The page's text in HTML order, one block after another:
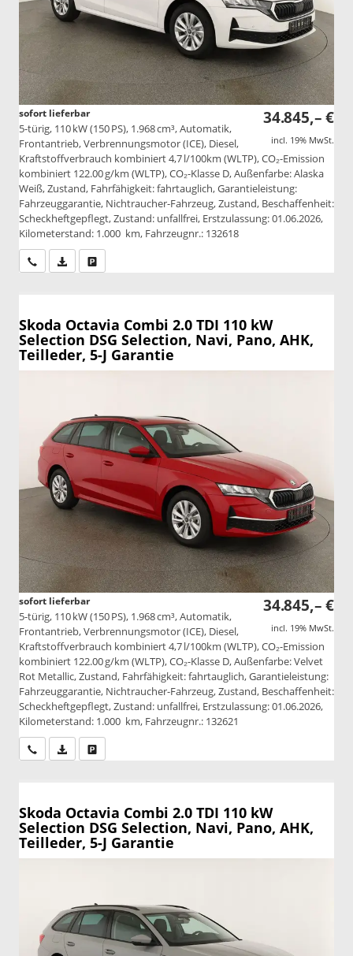
34.845,– €
incl. 19% MwSt.
sofort lieferbar
5-türig, 110 kW (150 PS), 1.968 cm³, Automatik,
Frontantrieb, Verbrennungsmotor (ICE), Diesel,
Kraftstoffverbrauch kombiniert 4,7 l/100km (WLTP), CO₂-Emission
kombiniert 122.00 g/km (WLTP), CO₂-Klasse D, Außenfarbe: Alaska
Weiß, Zustand, Fahrfähigkeit: fahrtauglich, Garantieleistung:
Fahrzeuggarantie, Nichtraucher-Fahrzeug, Zustand, Beschaffenheit:
Scheckheftgepflegt, Zustand: unfallfrei, Erstzulassung: 01.06.2026,
Kilometerstand: 1.000 km, Fahrzeugnr.: 132618
Wir rufen Sie anPDF-Datei, Fahrzeugexposé drucken
Skoda Octavia Combi 2.0 TDI 110 kW
Selection DSG Selection, Navi, Pano, AHK,
Teilleder, 5-J Garantie
34.845,– €
incl. 19% MwSt.
sofort lieferbar
5-türig, 110 kW (150 PS), 1.968 cm³, Automatik,
Frontantrieb, Verbrennungsmotor (ICE), Diesel,
Kraftstoffverbrauch kombiniert 4,7 l/100km (WLTP), CO₂-Emission
kombiniert 122.00 g/km (WLTP), CO₂-Klasse D, Außenfarbe: Velvet
Rot Metallic, Zustand, Fahrfähigkeit: fahrtauglich, Garantieleistung:
Fahrzeuggarantie, Nichtraucher-Fahrzeug, Zustand, Beschaffenheit:
Scheckheftgepflegt, Zustand: unfallfrei, Erstzulassung: 01.06.2026,
Kilometerstand: 1.000 km, Fahrzeugnr.: 132621
Wir rufen Sie anPDF-Datei, Fahrzeugexposé drucken
Skoda Octavia Combi 2.0 TDI 110 kW
Selection DSG Selection, Navi, Pano, AHK,
Teilleder, 5-J Garantie